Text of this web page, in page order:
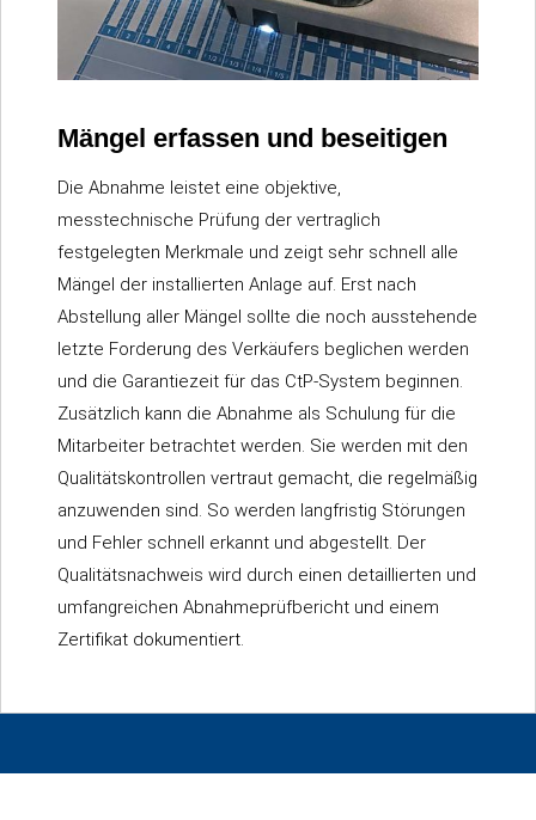
Mängel erfassen und beseitigen
Die Abnahme leistet eine objektive,
messtechnische Prüfung der vertraglich
festgelegten Merkmale und zeigt sehr schnell alle
Mängel der installierten Anlage auf. Erst nach
Abstellung aller Mängel sollte die noch ausstehende
letzte Forderung des Verkäufers beglichen werden
und die Garantiezeit für das CtP-System beginnen.
Zusätzlich kann die Abnahme als Schulung für die
Mitarbeiter betrachtet werden. Sie werden mit den
Qualitätskontrollen vertraut gemacht, die regelmäßig
anzuwenden sind. So werden langfristig Störungen
und Fehler schnell erkannt und abgestellt. Der
Qualitätsnachweis wird durch einen detaillierten und
umfangreichen Abnahmeprüfbericht und einem
Zertifikat dokumentiert.